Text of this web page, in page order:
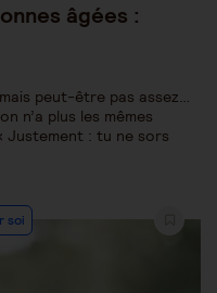
âgées :
peut-être pas assez…
n’a plus les mêmes
Justement : tu ne sors
soi